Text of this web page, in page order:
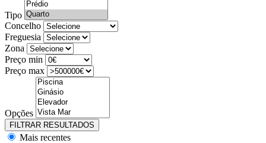
Tipo
Concelho
Freguesia
Zona
Preço min
Preço max
Opções
Mais recentes